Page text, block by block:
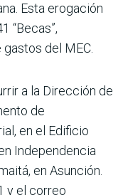
Esta erogación
“Becas”,
del MEC.
a la Dirección de
de
en el Edificio
Independencia
en Asunción.
y el correo